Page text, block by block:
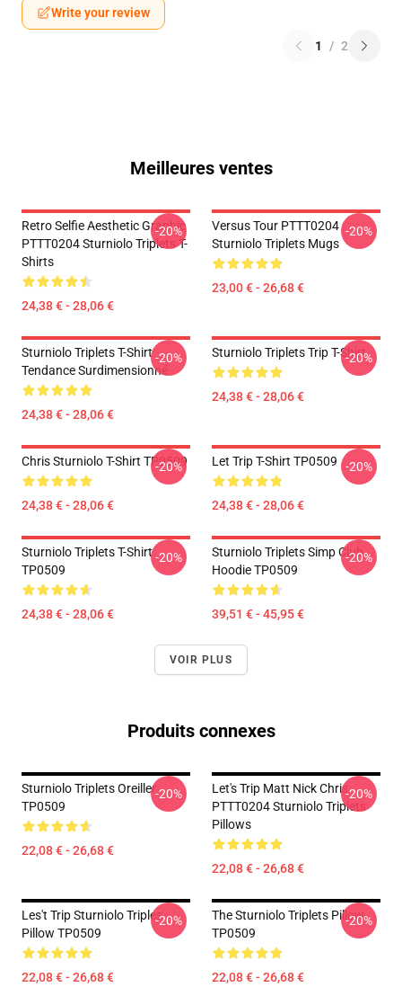
Write your review
1 / 2
Meilleures ventes
Retro Selfie Aesthetic Graphic
PTTT0204 Sturniolo Triplets T-
Shirts
24,38 € - 28,06 €
-20%
Versus Tour PTTT0204
Sturniolo Triplets Mugs
23,00 € - 26,68 €
-20%
Sturniolo Triplets T-Shirt
Tendance Surdimensionné
24,38 € - 28,06 €
-20% Sturniolo Triplets Trip T-Shirt
24,38 € - 28,06 €
-20%
Chris Sturniolo T-Shirt TP0509
24,38 € - 28,06 €
-20% Let Trip T-Shirt TP0509
24,38 € - 28,06 €
-20%
Sturniolo Triplets T-Shirt
TP0509
24,38 € - 28,06 €
-20%
Sturniolo Triplets Simp Club
Hoodie TP0509
39,51 € - 45,95 €
-20%
VOIR PLUS
Produits connexes
Sturniolo Triplets Oreiller
TP0509
22,08 € - 26,68 €
-20%
Let's Trip Matt Nick Chris
PTTT0204 Sturniolo Triplets
Pillows
22,08 € - 26,68 €
-20%
Les't Trip Sturniolo Triples
Pillow TP0509
22,08 € - 26,68 €
-20%
The Sturniolo Triplets Pillow
TP0509
22,08 € - 26,68 €
-20%